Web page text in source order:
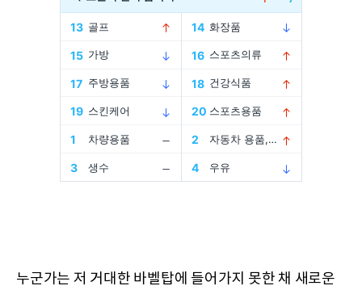
누군가는 저 거대한 바벨탑에 들어가지 못한 채 새로운